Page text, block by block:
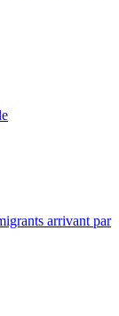
arrivant par